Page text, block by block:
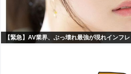
【緊急】AV業界、ぶっ壊れ最強が現れインフ